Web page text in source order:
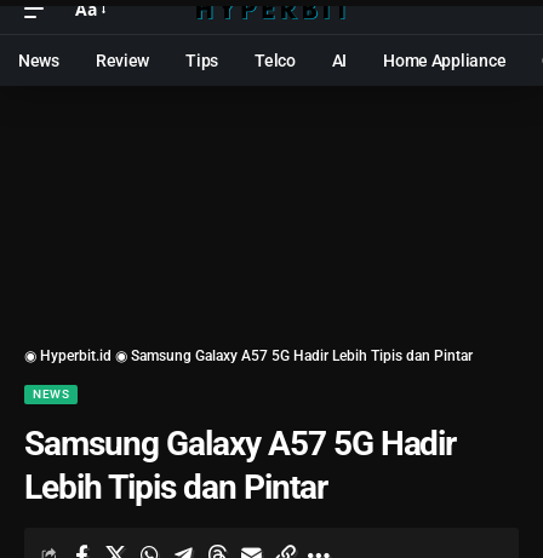
Samsung Galaxy A57 5G Hadir
Lebih Tipis dan Pintar